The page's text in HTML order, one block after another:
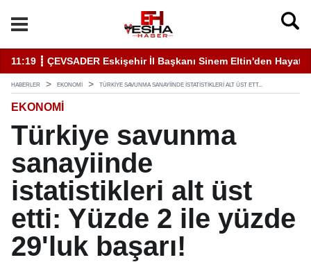
11:19 ┋ ÇEVSADER Eskişehir İl Başkanı Sinem Eltin'den
HABERLER EKONOMI TÜRKIYE SAVUNMA SANAYIINDE ISTATISTIKLERI ALT ÜST ETT...
EKONOMI
Türkiye savunma
sanayiinde
istatistikleri alt üst
etti: Yüzde 2 ile yüzde
29'luk başarı!